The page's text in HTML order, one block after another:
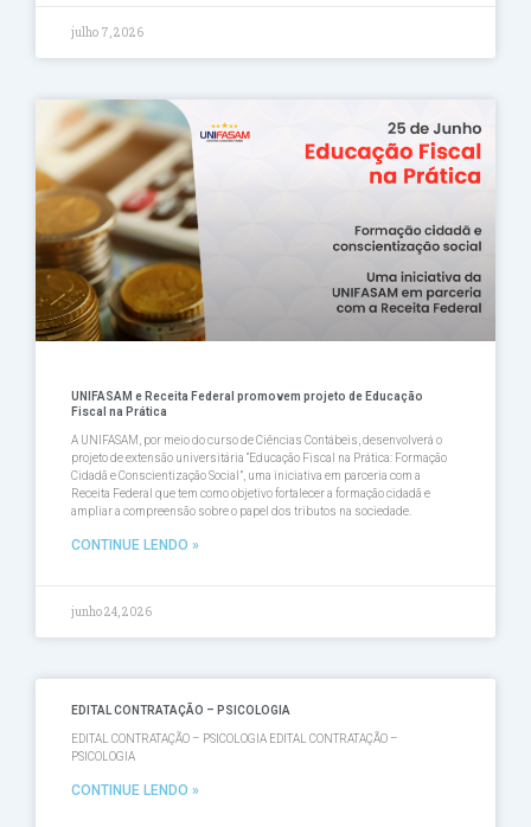
julho 7, 2026
UNIFASAM e Receita Federal promovem projeto de Educação
Fiscal na Prática
A UNIFASAM, por meio do curso de Ciências Contábeis, desenvolverá o
projeto de extensão universitária “Educação Fiscal na Prática: Formação
Cidadã e Conscientização Social”, uma iniciativa em parceria com a
Receita Federal que tem como objetivo fortalecer a formação cidadã e
ampliar a compreensão sobre o papel dos tributos na sociedade.
CONTINUE LENDO »
junho 24, 2026
EDITAL CONTRATAÇÃO – PSICOLOGIA
EDITAL CONTRATAÇÃO – PSICOLOGIA EDITAL CONTRATAÇÃO –
PSICOLOGIA
CONTINUE LENDO »